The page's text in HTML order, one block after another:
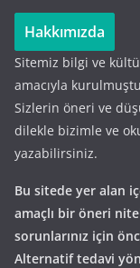
Hakkımızda
Sitemiz bilgi ve
amacıyla
Sizlerin öneri ve
dilekle bizimle ve
yazabilirsiniz.
Bu sitede yer alan
amaçlı bir öneri
sorunlarınız için
Alternatif tedavi